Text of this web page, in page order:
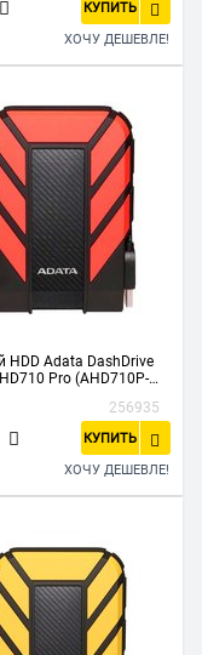
КУПИТЬ
ХОЧУ ДЕШЕВЛЕ!
HDD Adata DashDrive
Pro (AHD710P-
2.5" 1TB USB3.1
черный/
Dustproof/Shockproof
256935
КУПИТЬ
ХОЧУ ДЕШЕВЛЕ!